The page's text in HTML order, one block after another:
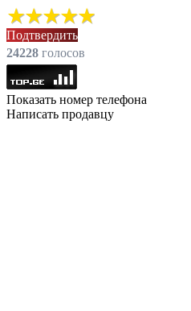
Подтвердить
24228 голоcов
Показать номер телефона
Написать продавцу